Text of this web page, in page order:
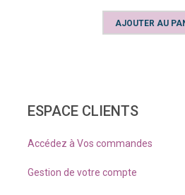
ESPACE CLIENTS
Accédez à Vos commandes
Gestion de votre compte